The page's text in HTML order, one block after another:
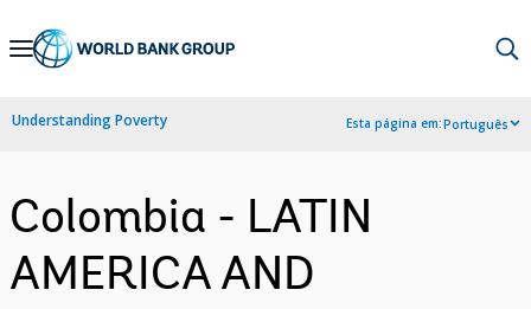
Skip
Navigation
Understanding Poverty Esta página em:Português
Colombia - LATIN
AMERICA AND